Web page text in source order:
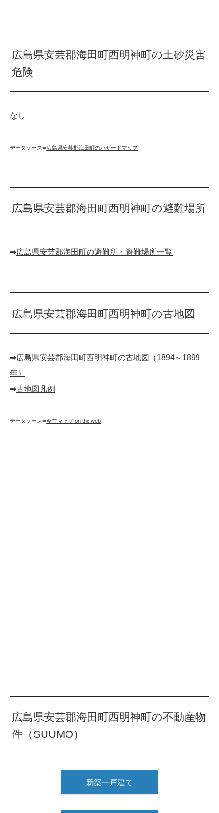
広島県安芸郡海田町西明神町の土砂災害
危険
なし
データソース➡︎広島県安芸郡海田町のハザードマップ
広島県安芸郡海田町西明神町の避難場所
➡︎広島県安芸郡海田町の避難所・避難場所一覧
広島県安芸郡海田町西明神町の古地図
➡︎広島県安芸郡海田町西明神町の古地図（1894～1899
年）
➡︎古地図凡例
データソース➡︎今昔マップ on the web
広島県安芸郡海田町西明神町の不動産物
件（SUUMO）
新築一戸建て